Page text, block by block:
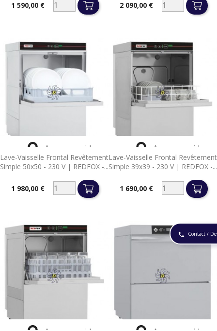
phone Contact /
Prix1 590,00 € Prix2 090,00 €
Lave-Vaisselle Frontal Revêtement
Simple 50x50 - 230 V | REDFOX -...
Prix1 980,00 €
 Aperçu rapide
Lave-Vaisselle Frontal Revêtement
Simple 39x39 - 230 V | REDFOX -...
Prix1 690,00 €
 Aperçu rapide